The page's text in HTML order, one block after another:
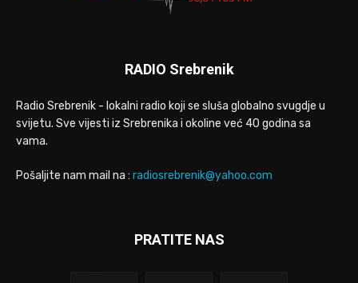
RADIO Srebrenik
Radio Srebrenik - lokalni radio koji se sluša globalno svugdje u
svijetu. Sve vijesti iz Srebrenika i okoline već 40 godina sa
vama.
Pošaljite nam mail na : radiosrebrenik@yahoo.com
PRATITE NAS